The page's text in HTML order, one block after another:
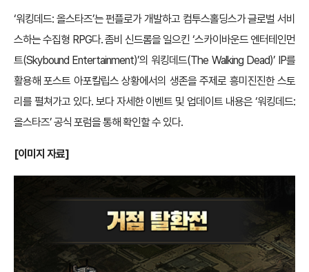
‘워킹데드: 올스타즈’는 펀플로가 개발하고 컴투스홀딩스가 글로벌 서비
스하는 수집형 RPG다. 좀비 신드롬을 일으킨 ‘스카이바운드 엔터테인먼
트(Skybound Entertainment)’의 워킹데드(The Walking Dead)’ IP를
활용해 포스트 아포칼립스 상황에서의 생존을 주제로 흥미진진한 스토
리를 펼쳐가고 있다. 보다 자세한 이벤트 및 업데이트 내용은 ‘워킹데드:
올스타즈’ 공식 포럼을 통해 확인할 수 있다.
[이미지 자료]